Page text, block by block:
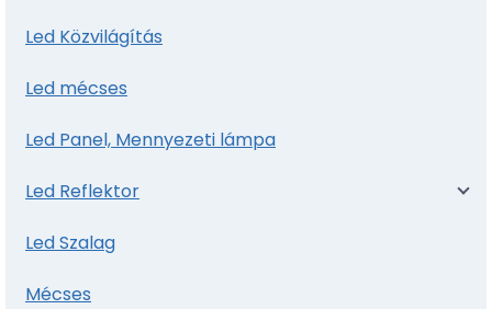
Led Közvilágítás
Led mécses
Led Panel, Mennyezeti lámpa
Led Reflektor
Led Szalag
Mécses